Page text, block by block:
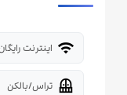
wifi اینترنت
balcony تراس/بالکن